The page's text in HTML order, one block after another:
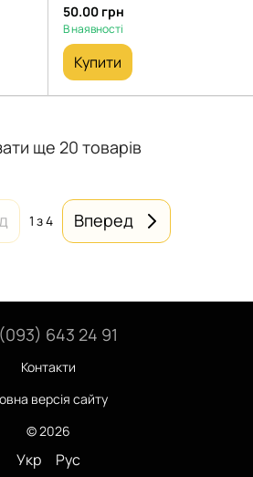
50.00 грн
В наявності
Купити
ще 20 товарів
1 з 4 Вперед
643 24 91
Контакти
версія сайту
© 2026
Укр Рус